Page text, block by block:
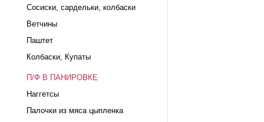
Сосиски, сардельки, колбаски
Ветчины
Паштет
Колбаски, Купаты
П/Ф В ПАНИРОВКЕ
Наггетсы
Палочки из мяса цыпленка